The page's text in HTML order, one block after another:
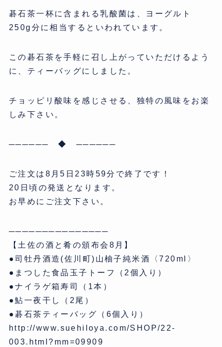
碁石茶一杯に含まれる乳酸菌は、ヨーグルト
250g分に相当するといわれています。
この碁石茶を手軽に召し上がっていただけるよう
に、ティーバッグにしました。
チョッピリ酸味を感じさせる、独特の風味をお楽
しみ下さい。
────── ◆ ──────
ご注文は8月5日23時59分で終了です！
20日頃の発送となります。
お早めにご注文下さい。
───────────────
【土佐の酒と肴の頒布会8月】
●司牡丹酒造(佐川町)山柚子純米酒〈720ml〉
●まつした食品玉子トーフ（2個入り）
●ナイラゲ箱寿司（1本）
●鮎一夜干し（2尾）
●碁石茶ティーバッグ（6個入り）
http://www.suehiloya.com/SHOP/22-
003.html?mm=09909